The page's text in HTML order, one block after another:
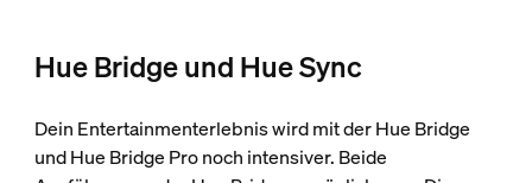
Hue Bridge und Hue Sync
Dein Entertainmenterlebnis wird mit der Hue Bridge
und Hue Bridge Pro noch intensiver. Beide